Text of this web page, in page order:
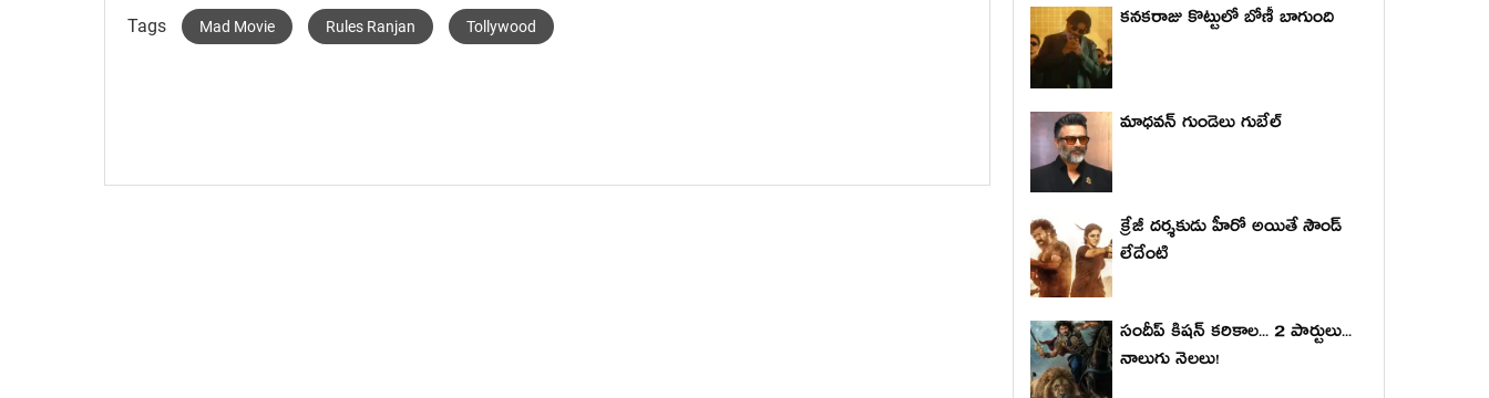
Tags Mad Movie Rules Ranjan Tollywood కనకరాజు కొట్టులో బోణీ బాగుంది
మాధ‌వ‌న్ గుండెలు గుబేల్‌
క్రేజీ దర్శకుడు హీరో అయితే సౌండ్
లేదేంటి
సందీప్ కిషన్ కరికాల... 2 పార్టులు...
నాలుగు నెలలు!